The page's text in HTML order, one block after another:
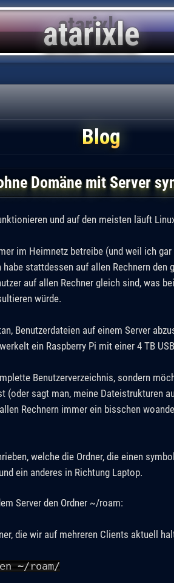
Blog
Domäne mit Server
und auf den meisten läuft
im Heimnetz betreibe (und weil ich
stattdessen auf allen Rechnern
auf allen Rechner gleich sind, was
würde.
Benutzerdateien auf einem Server
ein Raspberry Pi mit einer 4 TB
Benutzerverzeichnis, sondern
(oder sagt man, meine Dateistrukturen
Rechnern immer ein bisschen
welche die Ordner, die einen
ein anderes in Richtung Laptop.
Server den Ordner ~/roam:
die wir auf mehreren Clients aktuell
~/roam/